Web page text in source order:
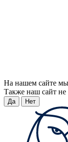
На нашем сайте мы
Также наш сайт не
Да Нет